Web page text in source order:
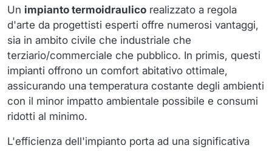
Un impianto termoidraulico realizzato a regola
d'arte da progettisti esperti offre numerosi vantaggi,
sia in ambito civile che industriale che
terziario/commerciale che pubblico. In primis, questi
impianti offrono un comfort abitativo ottimale,
assicurando una temperatura costante degli ambienti
con il minor impatto ambientale possibile e consumi
ridotti al minimo.
L'efficienza dell'impianto porta ad una significativa